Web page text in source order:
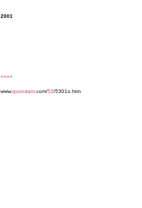
2001
««««
www.quondam .com/53/5301o.htm